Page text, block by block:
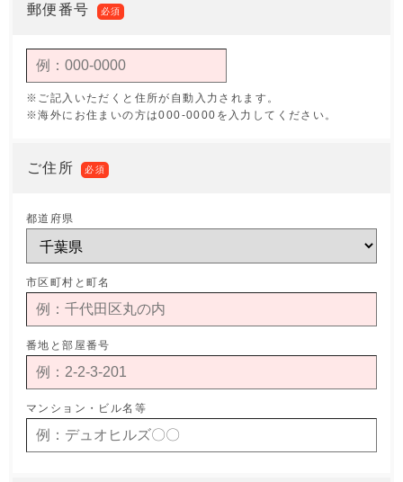
郵便番号 必須
※ご記入いただくと住所が自動入力されます。
※海外にお住まいの方は000-0000を入力してください。
ご住所 必須
都道府県
市区町村と町名
番地と部屋番号
マンション・ビル名等